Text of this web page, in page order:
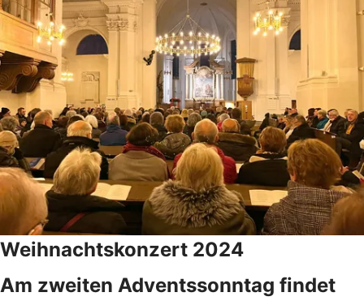
Weihnachtskonzert 2024
Am zweiten Adventssonntag findet